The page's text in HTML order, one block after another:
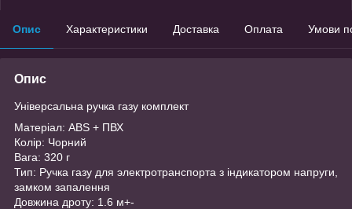
Опис Характеристики Доставка Оплата Умови
Опис
Універсальна ручка газу комплект
Матеріал: ABS + ПВХ
Колір: Чорний
Вага: 320 г
Тип: Ручка газу для электротранспорта з індикатором напруги,
замком запалення
Довжина дроту: 1.6 м+-